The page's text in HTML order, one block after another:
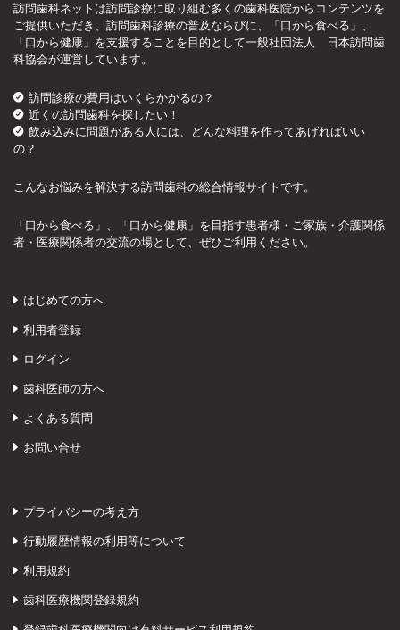
訪問歯科ネットは訪問診療に取り組む多くの歯科医院からコンテンツを
ご提供いただき、訪問歯科診療の普及ならびに、「口から食べる」、
「口から健康」を支援することを目的として一般社団法人 日本訪問歯
科協会が運営しています。
訪問診療の費用はいくらかかるの？
近くの訪問歯科を探したい！
飲み込みに問題がある人には、どんな料理を作ってあげればいい
の？
こんなお悩みを解決する訪問歯科の総合情報サイトです。
「口から食べる」、「口から健康」を目指す患者様・ご家族・介護関係
者・医療関係者の交流の場として、ぜひご利用ください。
はじめての方へ
利用者登録
ログイン
歯科医師の方へ
よくある質問
お問い合せ
プライバシーの考え方
行動履歴情報の利用等について
利用規約
歯科医療機関登録規約